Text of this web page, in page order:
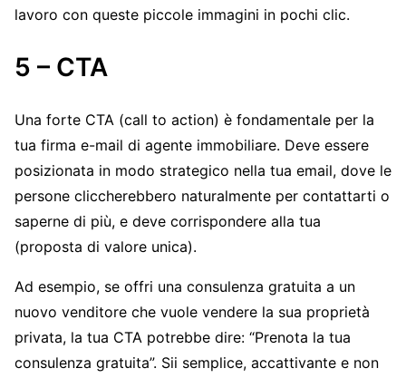
lavoro con queste piccole immagini in pochi clic.
5 – CTA
Una forte CTA (call to action) è fondamentale per la
tua firma e-mail di agente immobiliare. Deve essere
posizionata in modo strategico nella tua email, dove le
persone cliccherebbero naturalmente per contattarti o
saperne di più, e deve corrispondere alla tua
(proposta di valore unica).
Ad esempio, se offri una consulenza gratuita a un
nuovo venditore che vuole vendere la sua proprietà
privata, la tua CTA potrebbe dire: “Prenota la tua
consulenza gratuita”. Sii semplice, accattivante e non